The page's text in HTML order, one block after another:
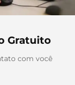
Gratuito
com você